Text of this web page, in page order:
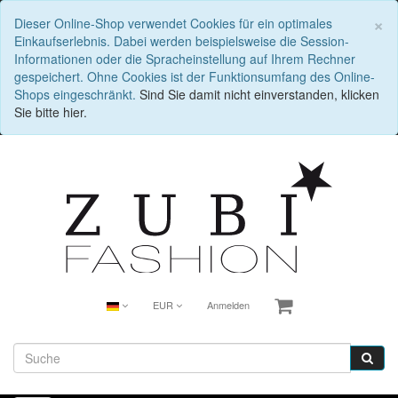
×
Dieser Online-Shop verwendet Cookies für ein optimales
Einkaufserlebnis. Dabei werden beispielsweise die Session-
Informationen oder die Spracheinstellung auf Ihrem Rechner
gespeichert. Ohne Cookies ist der Funktionsumfang des Online-
Shops eingeschränkt. Sind Sie damit nicht einverstanden, klicken
Sie bitte hier.
EUR Anmelden